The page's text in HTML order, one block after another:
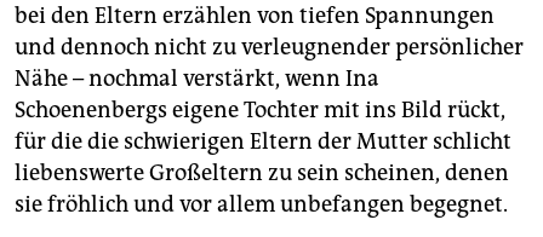
bei den Eltern erzählen von tiefen Spannungen
und dennoch nicht zu verleugnender persönlicher
Nähe – nochmal verstärkt, wenn Ina
Schoenenbergs eigene Tochter mit ins Bild rückt,
für die die schwierigen Eltern der Mutter schlicht
liebenswerte Großeltern zu sein scheinen, denen
sie fröhlich und vor allem unbefangen begegnet.